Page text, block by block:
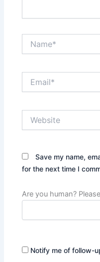
Save my name,
for the next time I
Are you human?
Notify me of follow-